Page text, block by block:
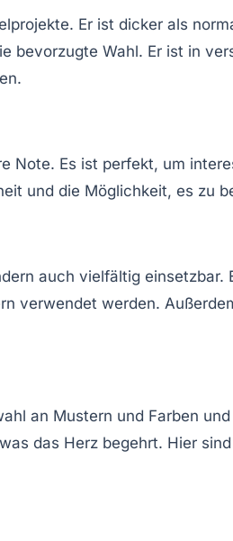
Er ist dicker als
bevorzugte Wahl. Er ist in
Note. Es ist perfekt, um
und die Möglichkeit, es zu
auch vielfältig
verwendet werden.
an Mustern und Farben
das Herz begehrt. Hier